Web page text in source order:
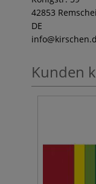
42853
DE
info
Kunden